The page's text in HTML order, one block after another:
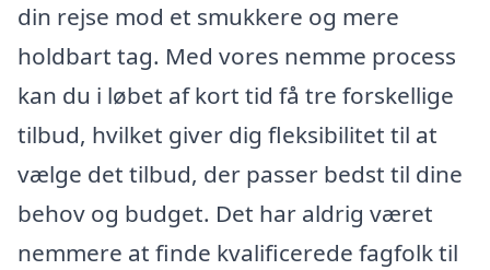
din rejse mod et smukkere og mere
holdbart tag. Med vores nemme process
kan du i løbet af kort tid få tre forskellige
tilbud, hvilket giver dig fleksibilitet til at
vælge det tilbud, der passer bedst til dine
behov og budget. Det har aldrig været
nemmere at finde kvalificerede fagfolk til